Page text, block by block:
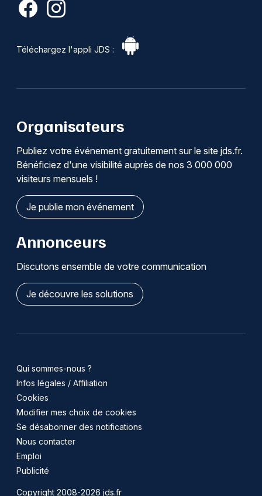
Téléchargez l'appli JDS :
Organisateurs
Publiez votre événement gratuitement sur le site jds.fr.
Bénéficiez d'une visibilité auprès de nos 3 000 000
visiteurs mensuels !
Je publie mon événement
Annonceurs
Discutons ensemble de votre communication
Je découvre les solutions
Qui sommes-nous ?
Infos légales / Affiliation
Cookies
Modifier mes choix de cookies
Se désabonner des notifications
Nous contacter
Emploi
Publicité
Copyright 2008-2026 jds.fr